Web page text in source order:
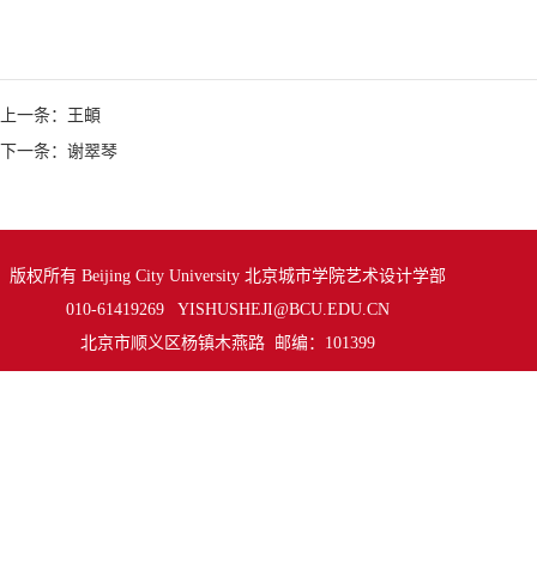
上一条：王頔
下一条：谢翠琴
版权所有 Beijing City University 北京城市学院艺术设计学部
010-61419269 YISHUSHEJI@BCU.EDU.CN
北京市顺义区杨镇木燕路 邮编：101399